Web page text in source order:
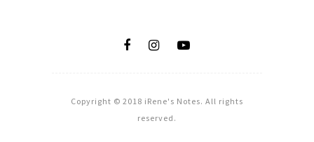
Copyright © 2018 iRene's Notes. All rights
reserved.